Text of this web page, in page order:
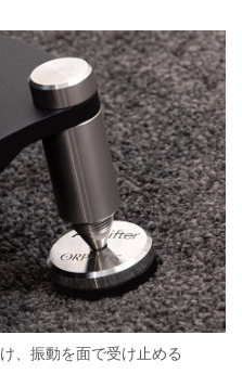
、振動を面で受け止める